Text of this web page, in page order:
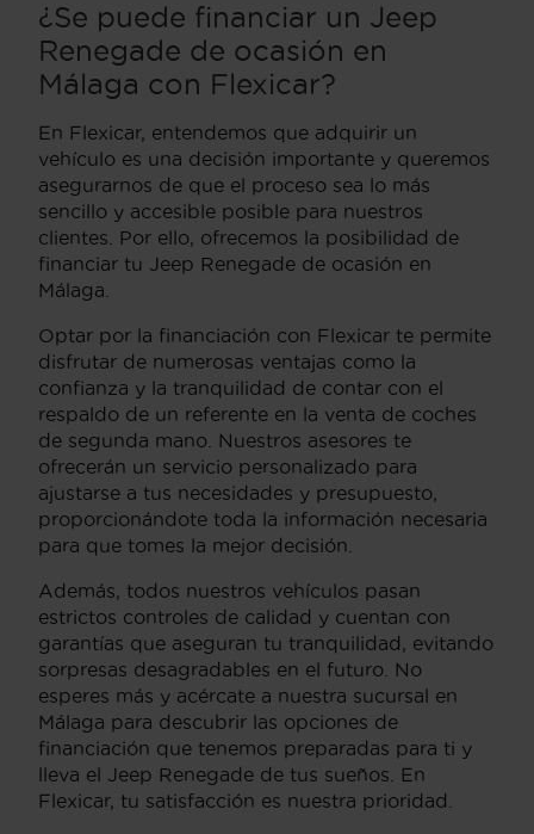
¿Se puede financiar un Jeep
Renegade de ocasión en
Málaga con Flexicar?
En Flexicar, entendemos que adquirir un
vehículo es una decisión importante y queremos
asegurarnos de que el proceso sea lo más
sencillo y accesible posible para nuestros
clientes. Por ello, ofrecemos la posibilidad de
financiar tu Jeep Renegade de ocasión en
Málaga.
Optar por la financiación con Flexicar te permite
disfrutar de numerosas ventajas como la
confianza y la tranquilidad de contar con el
respaldo de un referente en la venta de coches
de segunda mano. Nuestros asesores te
ofrecerán un servicio personalizado para
ajustarse a tus necesidades y presupuesto,
proporcionándote toda la información necesaria
para que tomes la mejor decisión.
Además, todos nuestros vehículos pasan
estrictos controles de calidad y cuentan con
garantías que aseguran tu tranquilidad, evitando
sorpresas desagradables en el futuro. No
esperes más y acércate a nuestra sucursal en
Málaga para descubrir las opciones de
financiación que tenemos preparadas para ti y
lleva el Jeep Renegade de tus sueños. En
Flexicar, tu satisfacción es nuestra prioridad.